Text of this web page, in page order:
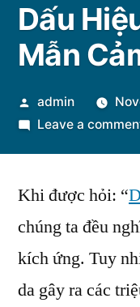
Dấu
Mẫn
Posted
by
admin
Leave a
Khi được hỏi: “
chúng ta đều
kích ứng. Tuy
da gây ra các